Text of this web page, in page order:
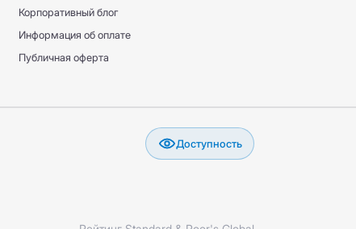
Корпоративный блог
Информация об оплате
Публичная оферта
Доступность